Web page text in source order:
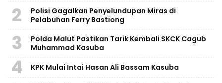
2
Polisi Gagalkan Penyelundupan Miras di
Pelabuhan Ferry Bastiong
3
Polda Malut Pastikan Tarik Kembali SKCK Cagub
Muhammad Kasuba
4 KPK Mulai Intai Hasan Ali Bassam Kasuba